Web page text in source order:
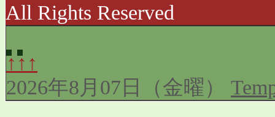
All Rights Reserved
↑↑↑
2026年8月07日（金曜）